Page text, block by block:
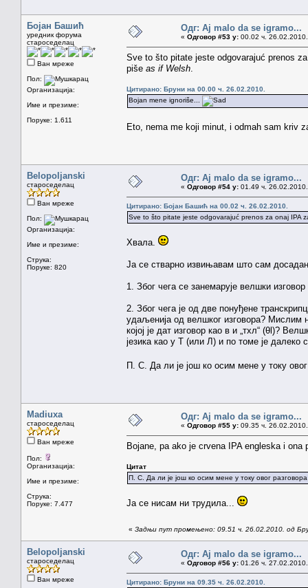
Бојан Башић
уредник форума
староседелац
Ван мреже
Пол:
Организација:
Име и презиме:
Поруке: 1.611
Одг: Aj malo da se igramo...
« Одговор #53 у: 00.02 ч.
Sve to što pitate jeste odgovarajuć prenos
piše as if Welsh
Цитирано: Бруни на 00.00 ч. 26.02.2010.
Bojan mene ignoriše...
Eto, nema me koji minut, i odmah sam kriv
Belopoljanski
староседелац
Ван мреже
Пол:
Организација:
Име и презиме:
Струка:
Поруке: 820
Одг: Aj malo da se igramo...
« Одговор #54 у: 01.49 ч.
Цитирано: Бојан Башић на 00.02 ч. 26.02.2010.
Sve to što pitate jeste odgovarajuć prenos za onaj IPA
Хвала.
Ја се стварно извињавам што сам
1. Због чега се занемарује велшки
2. Због чега је од две понуђене
удаљенија од велшког изговора? Мислим
којој је дат изговор као в и „тхл“ (θl)?
језика као у Т (или Л) и по томе је далеко
П. С. Да ли је још ко осим мене у току
Madiuxa
староседелац
Ван мреже
Пол:
Организација:
Име и презиме:
Струка:
Поруке: 7.477
Одг: Aj malo da se igramo...
« Одговор #55 у: 09.35 ч.
Bojane, pa ako je crvena IPA engleska i
Цитат
П. С. Да ли је још ко осим мене у току овог
Ја се нисам ни трудила...
« Задњи пут промењено: 09.51 ч. 26.02.2010. од
Belopoljanski
староседелац
Ван мреже
Одг: Aj malo da se igramo...
« Одговор #56 у: 01.26 ч.
Цитирано: Бруни на 09.35 ч. 26.02.2010.